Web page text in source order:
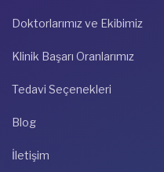
Doktorlarımız ve Ekibimiz
Klinik Başarı Oranlarımız
Tedavi Seçenekleri
Blog
İletişim